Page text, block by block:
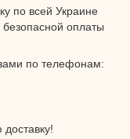
по всей Украине
оплаты
по телефонам: